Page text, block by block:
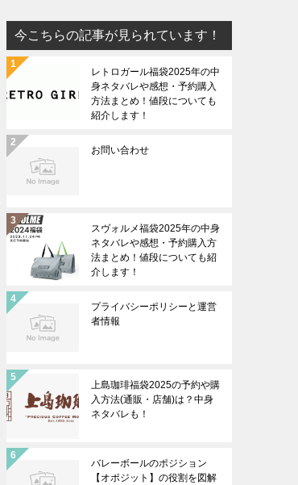
今こちらの記事が見られています！
レトロガール福袋2025年の中
身ネタバレや感想・予約購入
方法まとめ！値段についても
紹介します！
お問い合わせ
スヴォルメ福袋2025年の中身
ネタバレや感想・予約購入方
法まとめ！値段についても紹
介します！
プライバシーポリシーと運営
者情報
上島珈琲福袋2025の予約や購
入方法(通販・店舗)は？中身
ネタバレも！
バレーボールのポジション
【オポジット】の役割を図解